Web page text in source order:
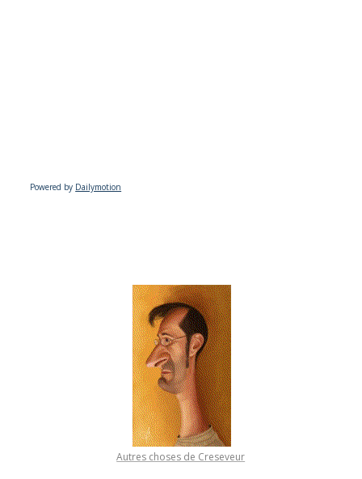
Powered by Dailymotion
Autres choses de Creseveur